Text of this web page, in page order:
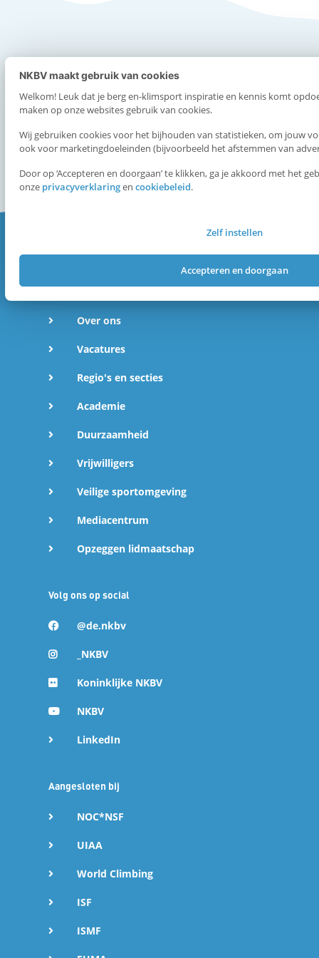
NKBV maakt gebruik van cookies
Welkom! Leuk dat je berg en-klimsport inspiratie en kennis komt
maken op onze websites gebruik van cookies.
Wij gebruiken cookies voor het bijhouden van statistieken, om jouw
ook voor marketingdoeleinden (bijvoorbeeld het afstemmen van
Door op ‘Accepteren en doorgaan’ te klikken, ga je akkoord met het
onze privacyverklaringen cookiebeleid.
Zelf instellen
Accepteren en doorgaan
Onze partners
Over ons
Vacatures
Regio's en secties
Academie
Duurzaamheid
Vrijwilligers
Veilige sportomgeving
Mediacentrum
Opzeggen lidmaatschap
Volg ons op social
@de.nkbv
_NKBV
Koninklijke NKBV
NKBV
LinkedIn
Aangesloten bij
NOC*NSF
UIAA
World Climbing
ISF
ISMF